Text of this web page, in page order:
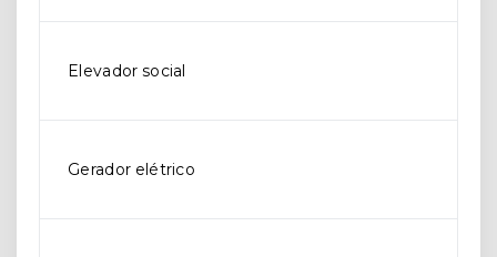
Elevador social
Gerador elétrico